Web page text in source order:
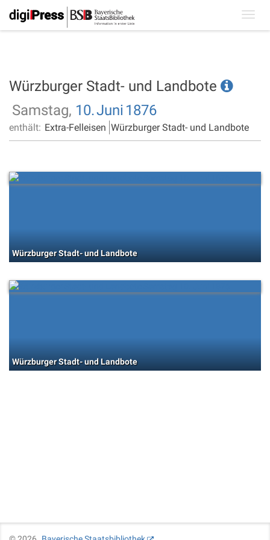
Würzburger Stadt- und Landbote
Samstag, 10.Juni 1876
enthält: Extra-Felleisen Würzburger Stadt- und Landbote
Würzburger Stadt- und Landbote
Würzburger Stadt- und Landbote